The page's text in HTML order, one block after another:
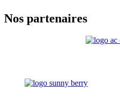
Nos partenaires